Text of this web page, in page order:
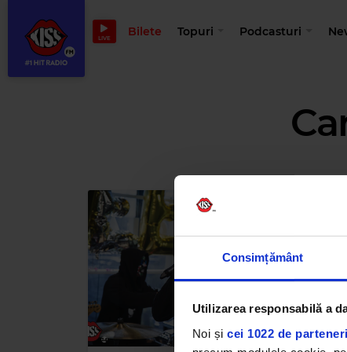
Consimțământ
Utilizarea responsabilă a
Noi și cei 1022 de
LIVE Bilete Topuri Podcasturi